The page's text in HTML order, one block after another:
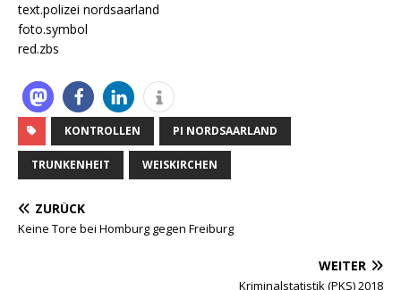
text.polizei nordsaarland
foto.symbol
red.zbs
KONTROLLEN PI NORDSAARLAND
TRUNKENHEIT WEISKIRCHEN
ZURÜCK
Keine Tore bei Homburg gegen Freiburg
WEITER
Kriminalstatistik (PKS) 2018